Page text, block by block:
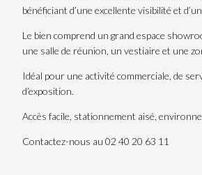
bénéficiant d’une excellente visibilité et
Le bien comprend un grand espace
une salle de réunion, un vestiaire et une
Idéal pour une activité commerciale, de
d’exposition.
Accès facile, stationnement aisé,
Contactez-nous au 02 40 20 63 11